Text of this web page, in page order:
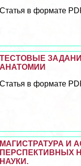
Статья в формате
ТЕСТОВЫЕ
АНАТОМИИ
Статья в формате
МАГИСТРАТУРА И
ПЕРСПЕКТИВНЫХ
НАУКИ.